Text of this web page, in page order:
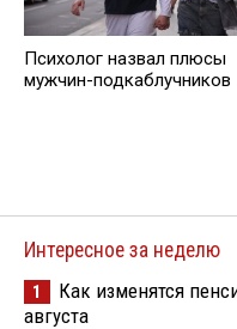
Психолог назвал плюсы
мужчин-подкаблучников
Интересное за неделю
1
Как изменятся
августа